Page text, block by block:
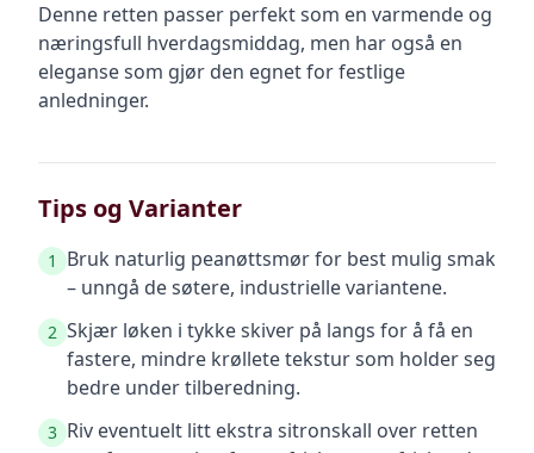
Denne retten passer perfekt som en varmende og
næringsfull hverdagsmiddag, men har også en
eleganse som gjør den egnet for festlige
anledninger.
Tips og Varianter
1
Bruk naturlig peanøttsmør for best mulig smak
– unngå de søtere, industrielle variantene.
2 Skjær løken i tykke skiver på langs for å få en
fastere, mindre krøllete tekstur som holder seg
bedre under tilberedning.
3 Riv eventuelt litt ekstra sitronskall over retten